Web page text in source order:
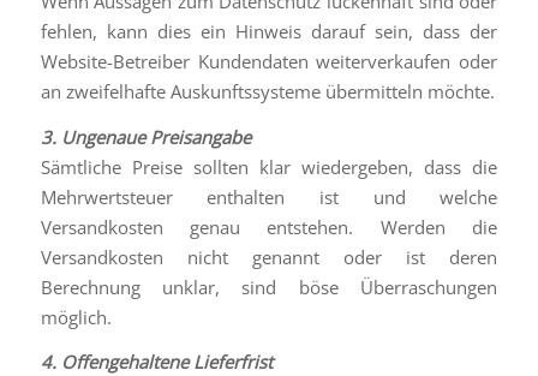
fehlen, kann dies ein Hinweis darauf sein, dass der
Website-Betreiber Kundendaten weiterverkaufen oder
an zweifelhafte Auskunftssysteme übermitteln möchte.
3. Ungenaue Preisangabe
Sämtliche Preise sollten klar wiedergeben, dass die
Mehrwertsteuer enthalten ist und welche
Versandkosten genau entstehen. Werden die
Versandkosten nicht genannt oder ist deren
Berechnung unklar, sind böse Überraschungen
möglich.
4. Offengehaltene Lieferfrist